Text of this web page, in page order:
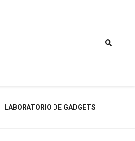
LABORATORIO DE GADGETS